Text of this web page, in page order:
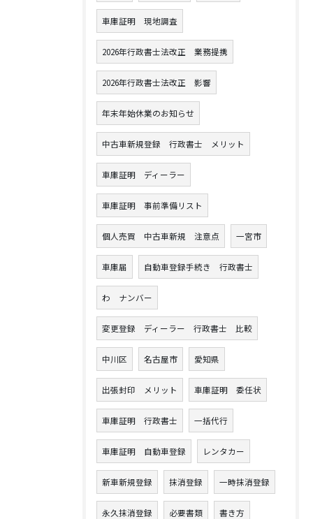
車庫証明 現地調査
2026年行政書士法改正 業務提携
2026年行政書士法改正 影響
年末年始休業のお知らせ
中古車新規登録 行政書士 メリット
車庫証明 ディーラー
車庫証明 事前準備リスト
個人売買 中古車新規 注意点 一宮市
車庫届 自動車登録手続き 行政書士
わ ナンバー
変更登録 ディーラー 行政書士 比較
中川区 名古屋市 愛知県
出張封印 メリット 車庫証明 委任状
車庫証明 行政書士 一括代行
車庫証明 自動車登録 レンタカー
新車新規登録 抹消登録 一時抹消登録
永久抹消登録 必要書類 書き方